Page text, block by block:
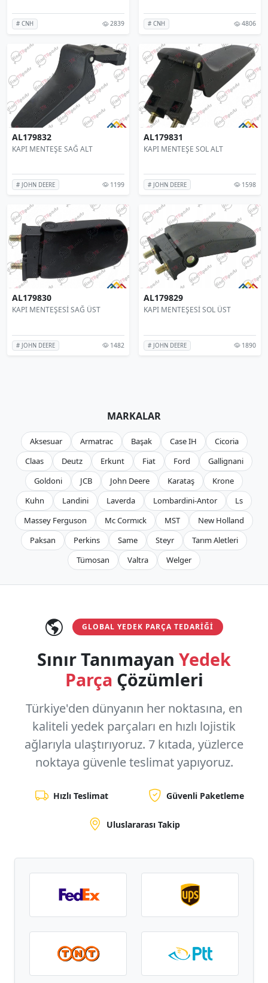
# CNH 2839 # CNH 4806
AL179832
KAPI MENTEŞE SAĞ ALT
# JOHN DEERE 1199
AL179831
KAPI MENTEŞE SOL ALT
# JOHN DEERE 1598
AL179830
KAPI MENTEŞESİ SAĞ ÜST
# JOHN DEERE 1482
AL179829
KAPI MENTEŞESİ SOL ÜST
# JOHN DEERE 1890
MARKALAR
Aksesuar Armatrac Başak Case IH
Cicoria
Claas
Deutz Erkunt Fiat Ford
Gallignani
Goldoni
JCB John Deere Karataş
Krone
Kuhn
Landini Laverda Lombardini-Antor
Ls
Massey Ferguson
Mc Cormıck MST
New Holland
Paksan
Perkins Same Steyr
Tarım Aletleri
Tümosan
Valtra Welger
GLOBAL YEDEK PARÇA TEDARIĞI
Sınır Tanımayan Yedek
Parça Çözümleri
Türkiye'den dünyanın her noktasına, en
kaliteli yedek parçaları en hızlı lojistik
ağlarıyla ulaştırıyoruz. 7 kıtada, yüzlerce
noktaya güvenle teslimat yapıyoruz.
Hızlı Teslimat Güvenli Paketleme
Uluslararası Takip